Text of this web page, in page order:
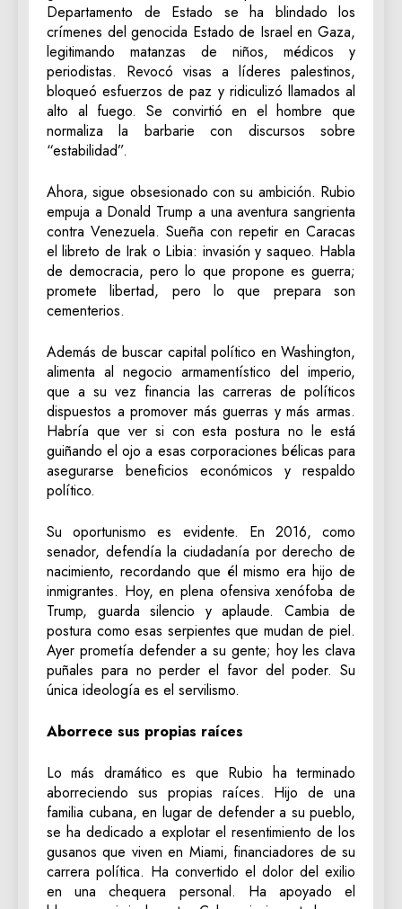
Departamento de Estado se ha blindado los
crímenes del genocida Estado de Israel en Gaza,
legitimando matanzas de niños, médicos y
periodistas. Revocó visas a líderes palestinos,
bloqueó esfuerzos de paz y ridiculizó llamados al
alto al fuego. Se convirtió en el hombre que
normaliza la barbarie con discursos sobre
“estabilidad”.
Ahora, sigue obsesionado con su ambición. Rubio
empuja a Donald Trump a una aventura sangrienta
contra Venezuela. Sueña con repetir en Caracas
el libreto de Irak o Libia: invasión y saqueo. Habla
de democracia, pero lo que propone es guerra;
promete libertad, pero lo que prepara son
cementerios.
Además de buscar capital político en Washington,
alimenta al negocio armamentístico del imperio,
que a su vez financia las carreras de políticos
dispuestos a promover más guerras y más armas.
Habría que ver si con esta postura no le está
guiñando el ojo a esas corporaciones bélicas para
asegurarse beneficios económicos y respaldo
político.
Su oportunismo es evidente. En 2016, como
senador, defendía la ciudadanía por derecho de
nacimiento, recordando que él mismo era hijo de
inmigrantes. Hoy, en plena ofensiva xenófoba de
Trump, guarda silencio y aplaude. Cambia de
postura como esas serpientes que mudan de piel.
Ayer prometía defender a su gente; hoy les clava
puñales para no perder el favor del poder. Su
única ideología es el servilismo.
Aborrece sus propias raíces
Lo más dramático es que Rubio ha terminado
aborreciendo sus propias raíces. Hijo de una
familia cubana, en lugar de defender a su pueblo,
se ha dedicado a explotar el resentimiento de los
gusanos que viven en Miami, financiadores de su
carrera política. Ha convertido el dolor del exilio
en una chequera personal. Ha apoyado el